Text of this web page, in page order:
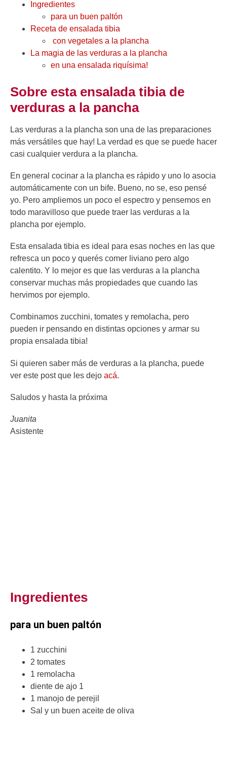
Ingredientes
para un buen paltón
Receta de ensalada tibia
con vegetales a la plancha
La magia de las verduras a la plancha
en una ensalada riquísima!
Sobre esta ensalada tibia de
verduras a la pancha
Las verduras a la plancha son una de las preparaciones
más versátiles que hay! La verdad es que se puede hacer
casi cualquier verdura a la plancha.
En general cocinar a la plancha es rápido y uno lo asocia
automáticamente con un bife. Bueno, no se, eso pensé
yo. Pero ampliemos un poco el espectro y pensemos en
todo maravilloso que puede traer las verduras a la
plancha por ejemplo.
Esta ensalada tibia es ideal para esas noches en las que
refresca un poco y querés comer liviano pero algo
calentito. Y lo mejor es que las verduras a la plancha
conservar muchas más propiedades que cuando las
hervimos por ejemplo.
Combinamos zucchini, tomates y remolacha, pero
pueden ir pensando en distintas opciones y armar su
propia ensalada tibia!
Si quieren saber más de verduras a la plancha, puede
ver este post que les dejo acá.
Saludos y hasta la próxima
Juanita
Asistente
Ingredientes
para un buen paltón
1 zucchini
2 tomates
1 remolacha
diente de ajo 1
1 manojo de perejil
Sal y un buen aceite de oliva